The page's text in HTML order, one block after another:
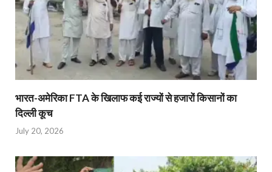
भारत-अमेरिका FTA के खिलाफ कई राज्यों से हजारों किसानों का
दिल्ली कूच
July 20, 2026